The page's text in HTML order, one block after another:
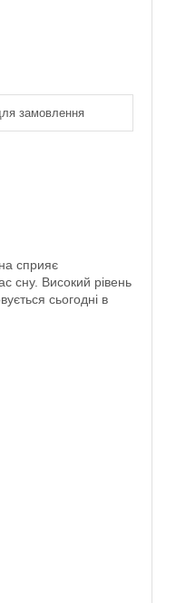
замовлення
сприяє
сну. Високий рівень
сьогодні в